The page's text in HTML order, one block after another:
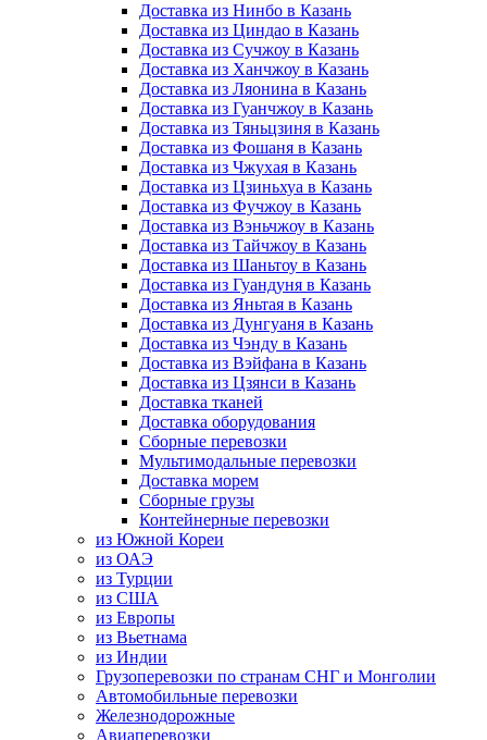
Доставка из Нинбо в Казань
Доставка из Циндао в Казань
Доставка из Сучжоу в Казань
Доставка из Ханчжоу в Казань
Доставка из Ляонина в Казань
Доставка из Гуанчжоу в Казань
Доставка из Тяньцзиня в Казань
Доставка из Фошаня в Казань
Доставка из Чжухая в Казань
Доставка из Цзиньхуа в Казань
Доставка из Фучжоу в Казань
Доставка из Вэньчжоу в Казань
Доставка из Тайчжоу в Казань
Доставка из Шаньтоу в Казань
Доставка из Гуандуня в Казань
Доставка из Яньтая в Казань
Доставка из Дунгуаня в Казань
Доставка из Чэнду в Казань
Доставка из Вэйфана в Казань
Доставка из Цзянси в Казань
Доставка тканей
Доставка оборудования
Сборные перевозки
Мультимодальные перевозки
Доставка морем
Сборные грузы
Контейнерные перевозки
из Южной Кореи
из ОАЭ
из Турции
из США
из Европы
из Вьетнама
из Индии
Грузоперевозки по странам СНГ и Монголии
Автомобильные перевозки
Железнодорожные
Авиаперевозки